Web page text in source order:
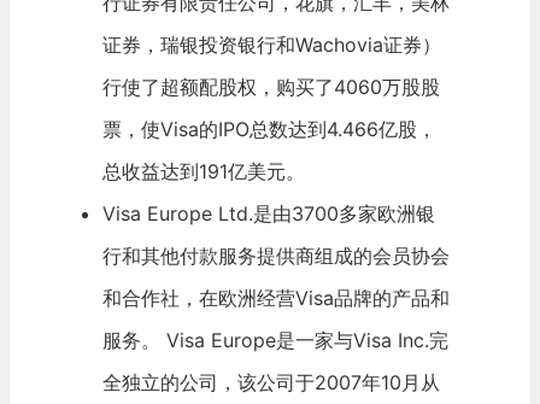
证券，瑞银投资银行和Wachovia证券）
行使了超额配股权，购买了4060万股股
票，使Visa的IPO总数达到4.466亿股，
总收益达到191亿美元。
Visa Europe Ltd.是由3700多家欧洲银
行和其他付款服务提供商组成的会员协会
和合作社，在欧洲经营Visa品牌的产品和
服务。 Visa Europe是一家与Visa Inc.完
全独立的公司，该公司于2007年10月从